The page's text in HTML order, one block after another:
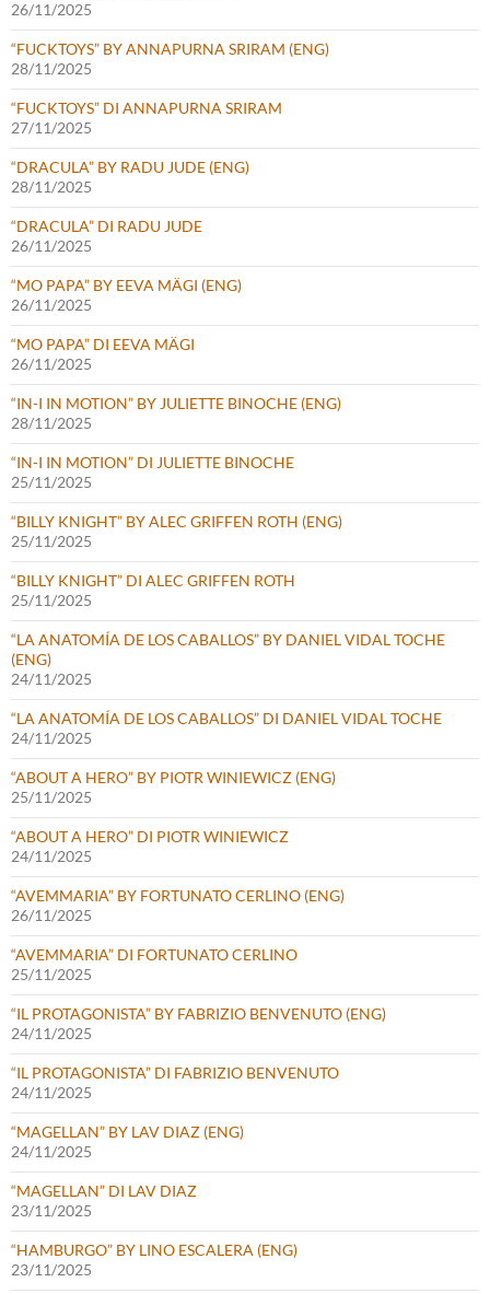
26/11/2025
“FUCKTOYS” BY ANNAPURNA SRIRAM (ENG)
28/11/2025
“FUCKTOYS” DI ANNAPURNA SRIRAM
27/11/2025
“DRACULA” BY RADU JUDE (ENG)
28/11/2025
“DRACULA” DI RADU JUDE
26/11/2025
“MO PAPA” BY EEVA MÄGI (ENG)
26/11/2025
“MO PAPA” DI EEVA MÄGI
26/11/2025
“IN-I IN MOTION” BY JULIETTE BINOCHE (ENG)
28/11/2025
“IN-I IN MOTION” DI JULIETTE BINOCHE
25/11/2025
“BILLY KNIGHT” BY ALEC GRIFFEN ROTH (ENG)
25/11/2025
“BILLY KNIGHT” DI ALEC GRIFFEN ROTH
25/11/2025
“LA ANATOMÍA DE LOS CABALLOS” BY DANIEL VIDAL TOCHE
(ENG)
24/11/2025
“LA ANATOMÍA DE LOS CABALLOS” DI DANIEL VIDAL TOCHE
24/11/2025
“ABOUT A HERO” BY PIOTR WINIEWICZ (ENG)
25/11/2025
“ABOUT A HERO” DI PIOTR WINIEWICZ
24/11/2025
“AVEMMARIA” BY FORTUNATO CERLINO (ENG)
26/11/2025
“AVEMMARIA” DI FORTUNATO CERLINO
25/11/2025
“IL PROTAGONISTA” BY FABRIZIO BENVENUTO (ENG)
24/11/2025
“IL PROTAGONISTA” DI FABRIZIO BENVENUTO
24/11/2025
“MAGELLAN” BY LAV DIAZ (ENG)
24/11/2025
“MAGELLAN” DI LAV DIAZ
23/11/2025
“HAMBURGO” BY LINO ESCALERA (ENG)
23/11/2025